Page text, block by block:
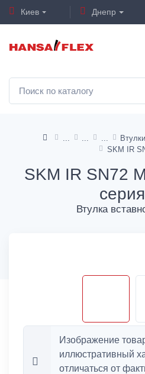
Киев Днепр
Втулки
SKM IR
SKM IR SN72
Втулка
Изображение
иллюстративный
отличаться от